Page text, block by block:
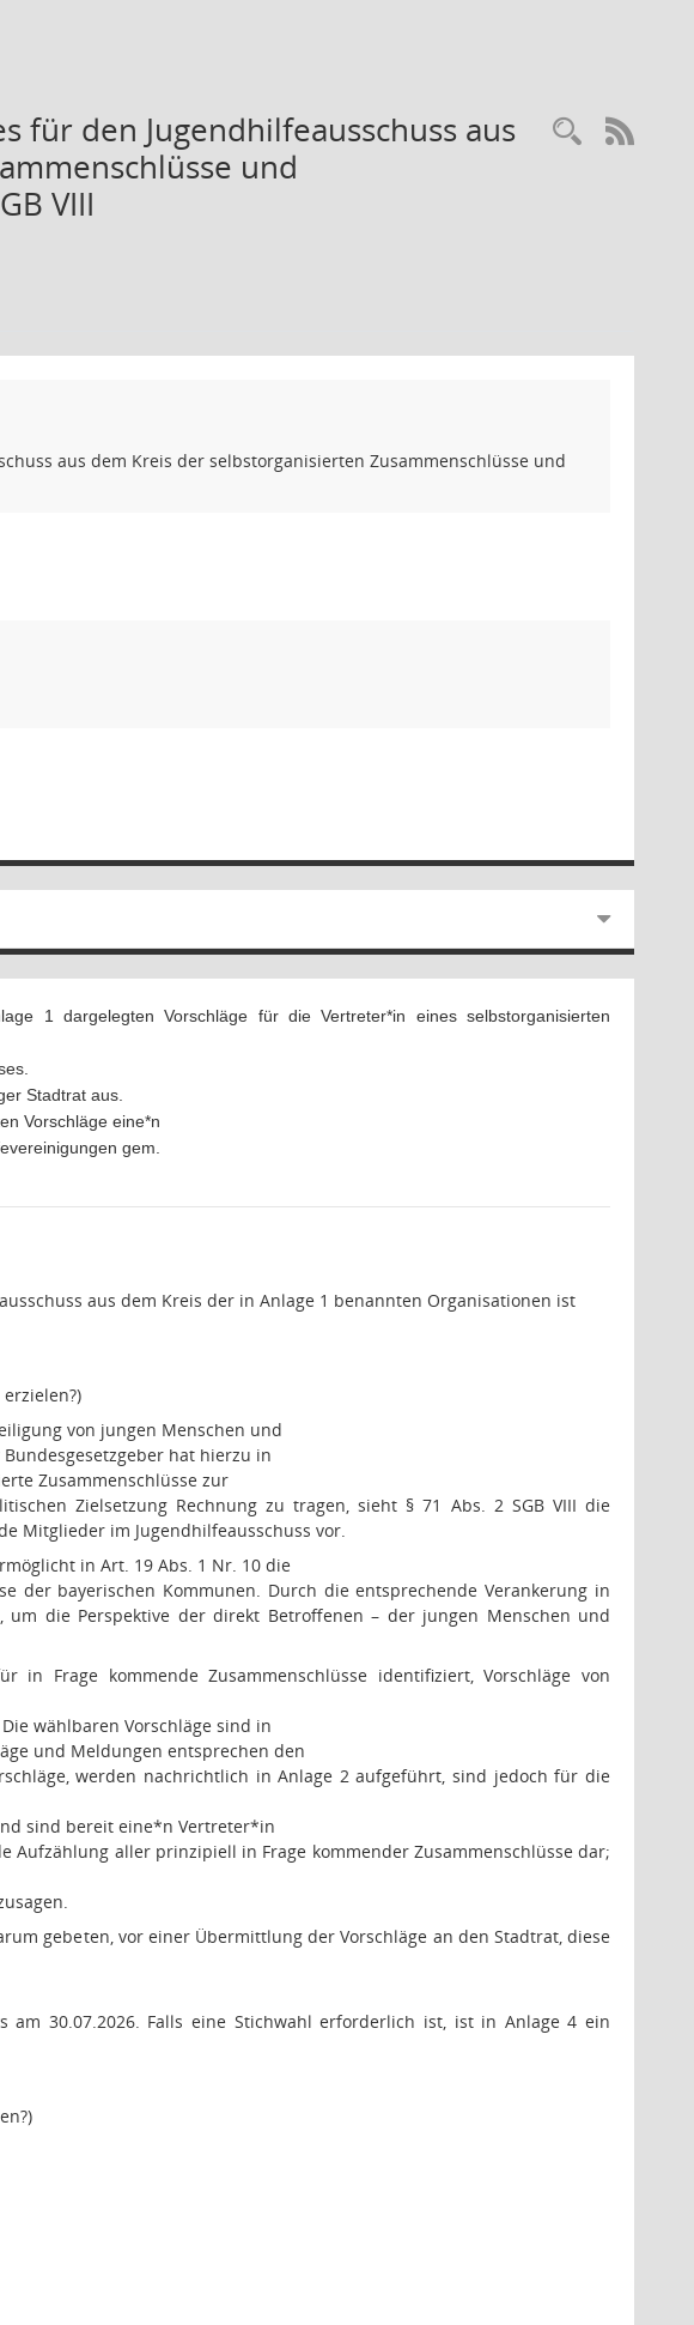
für den Jugendhilfeausschuss aus
und
VIII
aus dem Kreis der selbstorganisierten Zusammenschlüsse und
1 dargelegten Vorschläge für die Vertreter*in eines selbstorganisierten
Stadtrat aus.
Vorschläge eine*n
gem.
aus dem Kreis der in Anlage 1 benannten Organisationen ist
von jungen Menschen und
hat hierzu in
Zusammenschlüsse zur
Zielsetzung Rechnung zu tragen, sieht § 71 Abs. 2 SGB VIII die
Mitglieder im Jugendhilfeausschuss vor.
in Art. 19 Abs. 1 Nr. 10 die
der bayerischen Kommunen. Durch die entsprechende Verankerung in
um die Perspektive der direkt Betroffenen – der jungen Menschen und
in Frage kommende Zusammenschlüsse identifiziert, Vorschläge von
wählbaren Vorschläge sind in
und Meldungen entsprechen den
werden nachrichtlich in Anlage 2 aufgeführt, sind jedoch für die
sind bereit eine*n Vertreter*in
Aufzählung aller prinzipiell in Frage kommender Zusammenschlüsse dar;
gebeten, vor einer Übermittlung der Vorschläge an den Stadtrat, diese
30.07.2026. Falls eine Stichwahl erforderlich ist, ist in Anlage 4 ein